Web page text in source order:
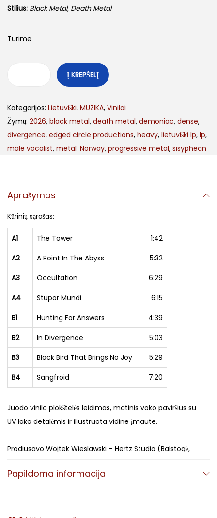
Stilius: Black Metal, Death Metal
Turime
o
d
u
k
e
k
:
Y
E
-
D
v
r
n
Į KREPŠELĮ
Kategorijos: Lietuviški, MUZIKA, Vinilai
Žymų: 2026, black metal, death metal, demoniac, dense,
divergence, edged circle productions, heavy, lietuviški lp, lp,
male vocalist, metal, Norway, progressive metal, sisyphean
Aprašymas
Kūrinių sąrašas:
A1 The Tower 1:42
A2 A Point In The Abyss 5:32
A3 Occultation 6:29
A4 Stupor Mundi 6:15
B1 Hunting For Answers 4:39
B2 In Divergence 5:03
B3 Black Bird That Brings No Joy 5:29
B4 Sangfroid 7:20
Juodo vinilo plokštelės leidimas, matinis voko paviršius su
UV lako detalėmis ir iliustruota vidine įmaute.
Prodiusavo Wojtek Wieslawski – Hertz Studio (Balstogė,
Apipavidalinimas – Misanthropic Art.
Papildoma informacija